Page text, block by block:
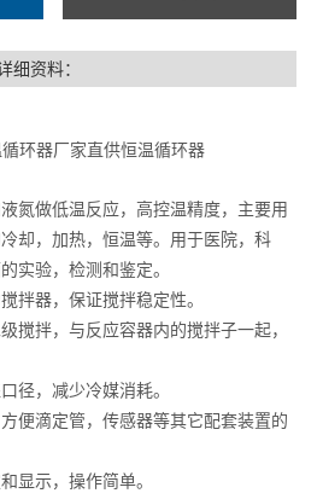
细资料：
环器厂家直供恒温循环器
氮做低温反应，高控温精度，主要用
却，加热，恒温等。用于医院，科
实验，检测和鉴定。
拌器，保证搅拌稳定性。
搅拌，与反应容器内的搅拌子一起，
径，减少冷媒消耗。
便滴定管，传感器等其它配套装置的
显示，操作简单。